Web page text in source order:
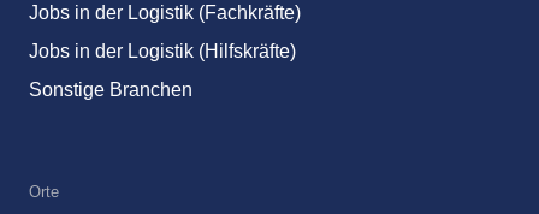
Jobs in der Logistik (Fachkräfte)
Jobs in der Logistik (Hilfskräfte)
Sonstige Branchen
Orte